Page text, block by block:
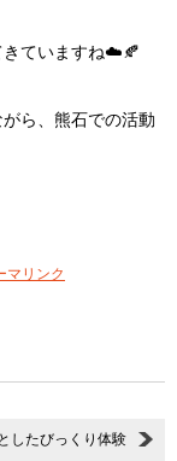
きていますね☁️🍂
ら、熊石での活動
マリンク
したびっくり体験